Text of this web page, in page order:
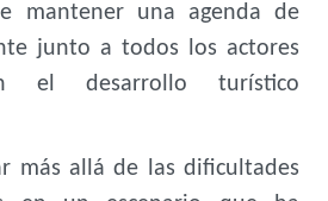
mantener una agenda de
junto a todos los actores
el desarrollo turístico
más allá de las dificultades